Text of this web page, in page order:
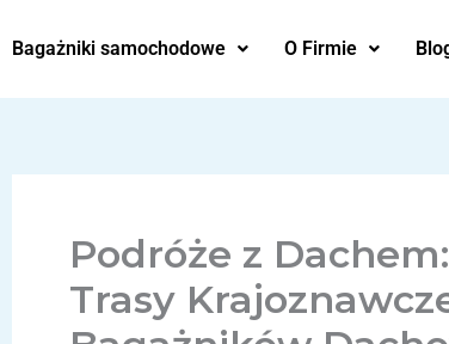
Bagażniki samochodowe O Firmie
Podróże z
Trasy